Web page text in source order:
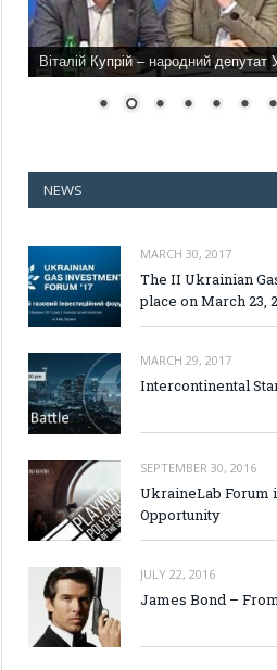
Віталій Купрій – народний депутат
NEWS
MARCH 30, 2017
The II Ukrainian
place on March 23,
MARCH 29, 2017
Intercontinental
SEPTEMBER 30, 2016
UkraineLab Forum
Opportunity
JULY 22, 2016
James Bond –